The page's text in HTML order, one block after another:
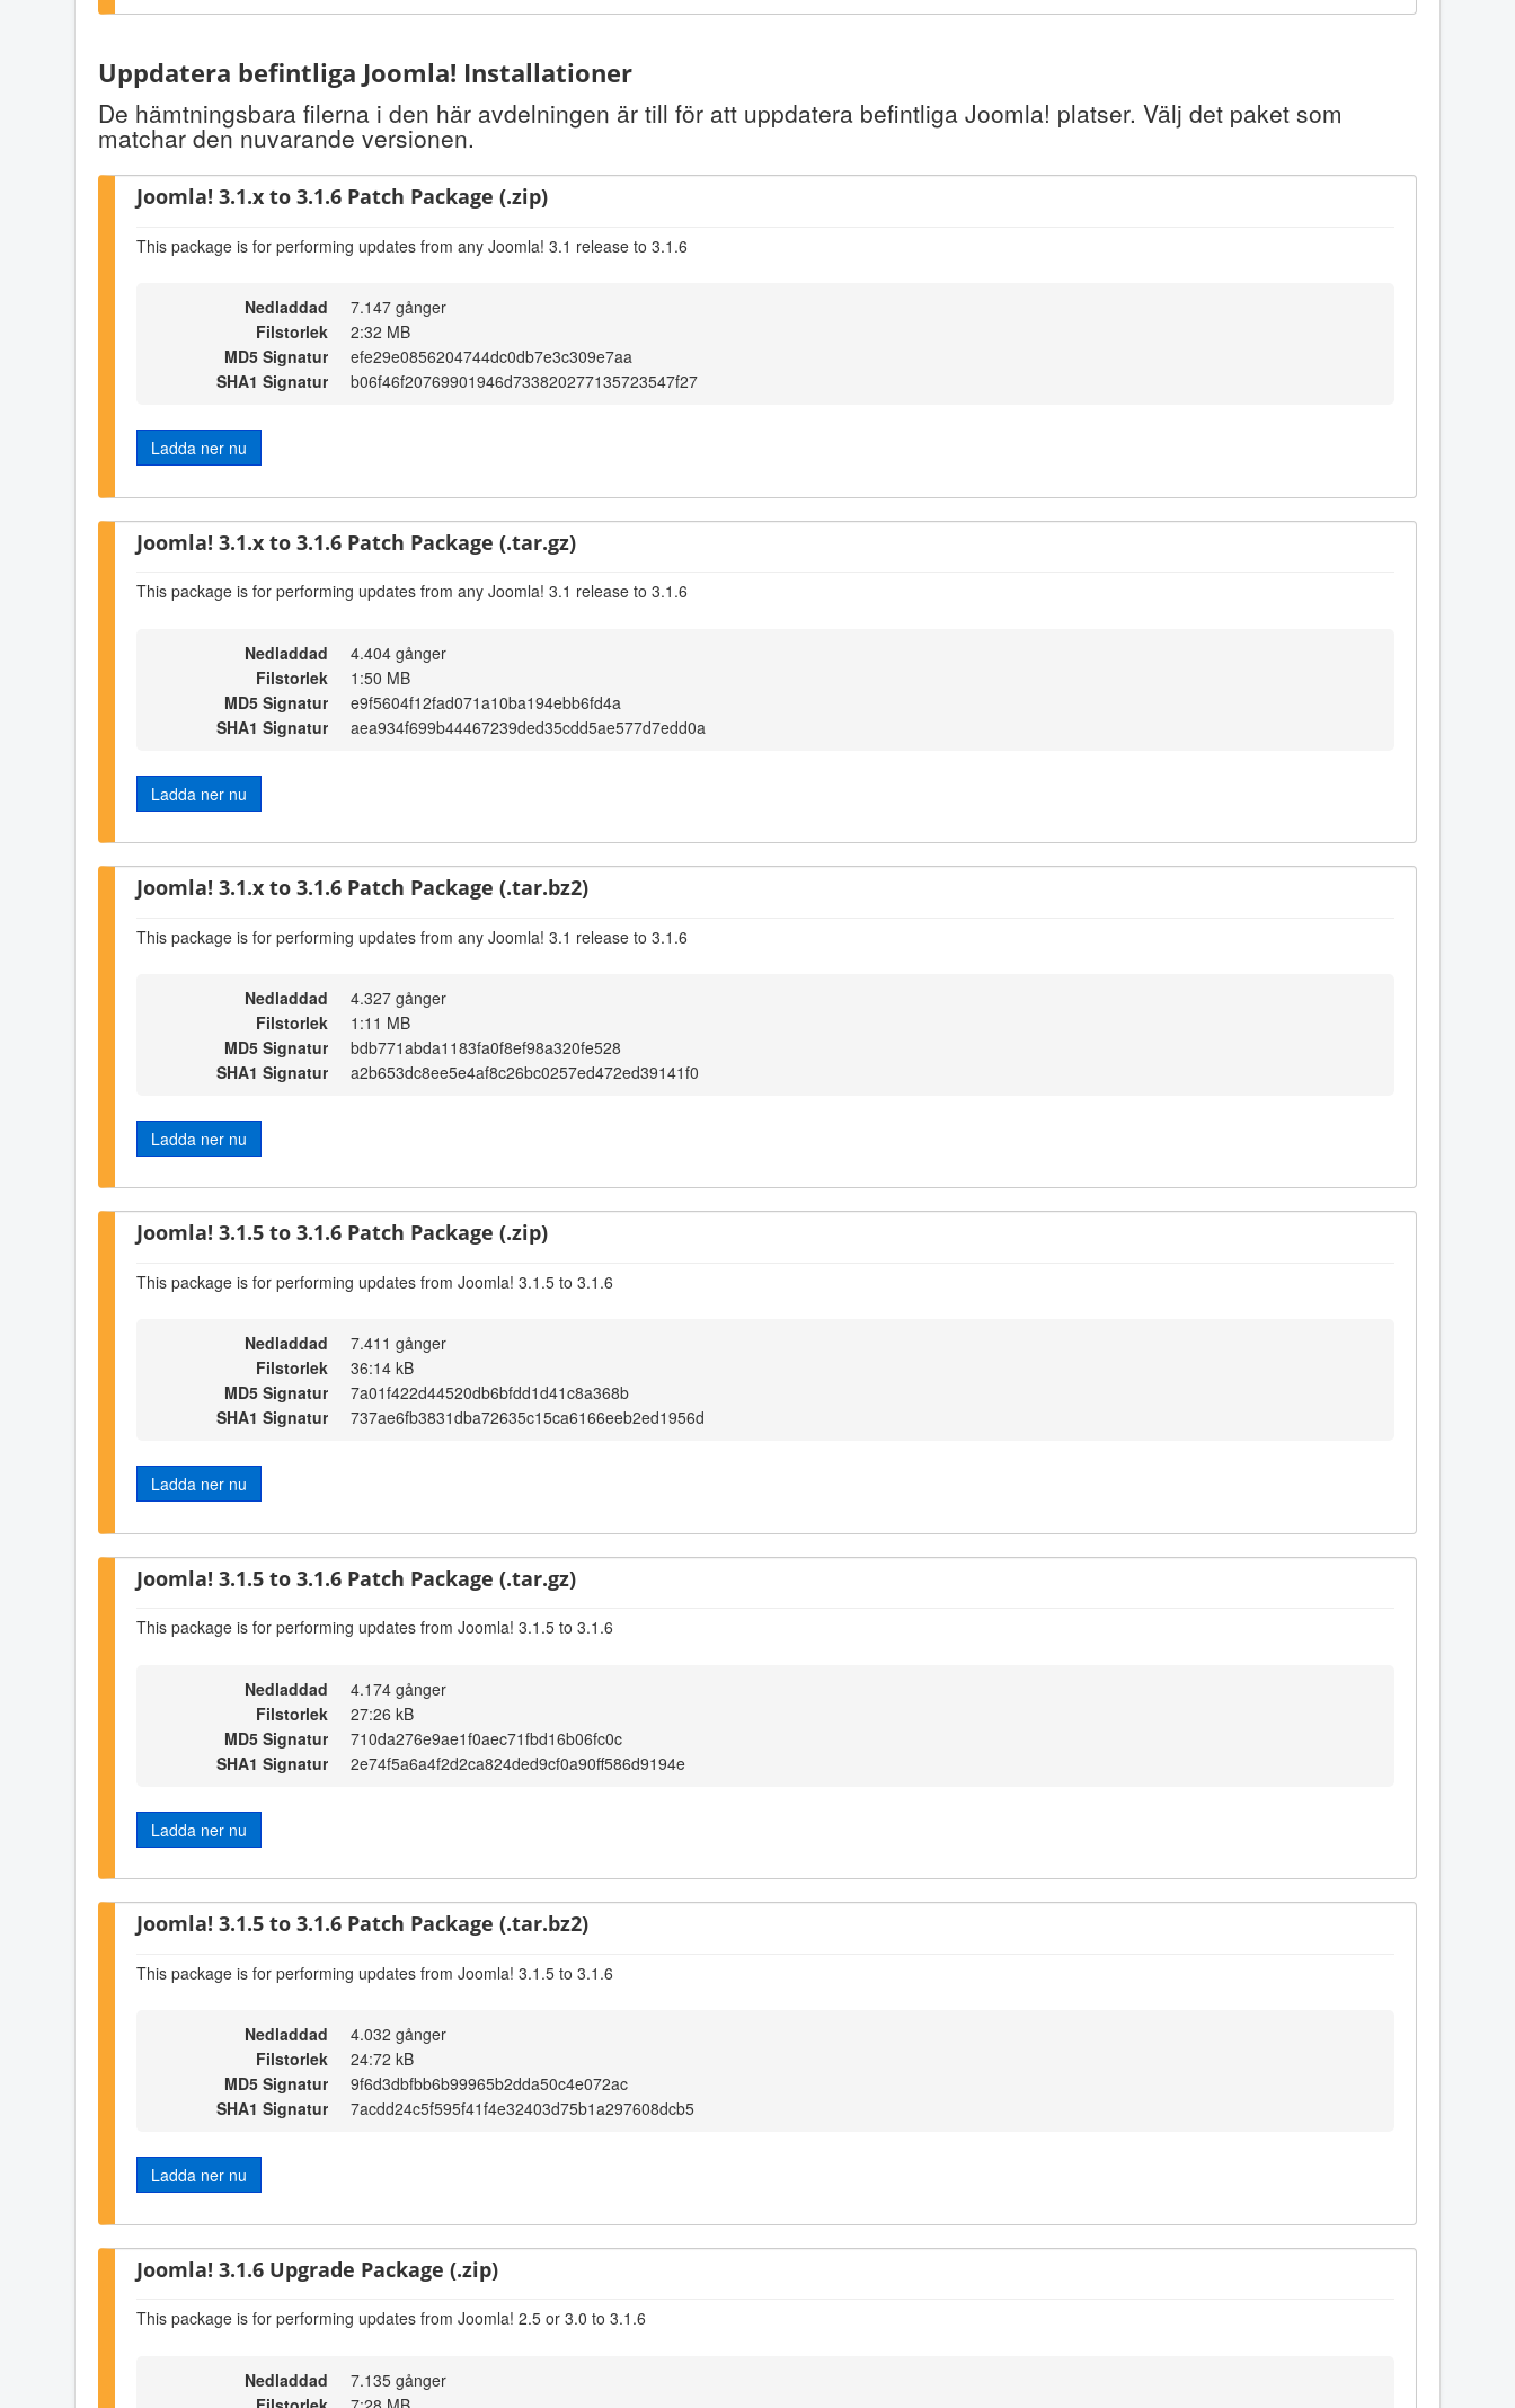
Uppdatera befintliga Joomla! Installationer
De hämtningsbara filerna i den här avdelningen är till för att uppdatera befintliga Joomla! platser. Välj det paket som
matchar den nuvarande versionen.
Joomla! 3.1.x to 3.1.6 Patch Package (.zip)
This package is for performing updates from any Joomla! 3.1 release to 3.1.6
Nedladdad
7.147 gånger
Filstorlek
2:32 MB
MD5 Signatur
efe29e0856204744dc0db7e3c309e7aa
SHA1 Signatur
b06f46f20769901946d733820277135723547f27
Ladda ner nu
Joomla! 3.1.x to 3.1.6 Patch Package (.tar.gz)
This package is for performing updates from any Joomla! 3.1 release to 3.1.6
Nedladdad
4.404 gånger
Filstorlek
1:50 MB
MD5 Signatur
e9f5604f12fad071a10ba194ebb6fd4a
SHA1 Signatur
aea934f699b44467239ded35cdd5ae577d7edd0a
Ladda ner nu
Joomla! 3.1.x to 3.1.6 Patch Package (.tar.bz2)
This package is for performing updates from any Joomla! 3.1 release to 3.1.6
Nedladdad
4.327 gånger
Filstorlek
1:11 MB
MD5 Signatur
bdb771abda1183fa0f8ef98a320fe528
SHA1 Signatur
a2b653dc8ee5e4af8c26bc0257ed472ed39141f0
Ladda ner nu
Joomla! 3.1.5 to 3.1.6 Patch Package (.zip)
This package is for performing updates from Joomla! 3.1.5 to 3.1.6
Nedladdad
7.411 gånger
Filstorlek
36:14 kB
MD5 Signatur
7a01f422d44520db6bfdd1d41c8a368b
SHA1 Signatur
737ae6fb3831dba72635c15ca6166eeb2ed1956d
Ladda ner nu
Joomla! 3.1.5 to 3.1.6 Patch Package (.tar.gz)
This package is for performing updates from Joomla! 3.1.5 to 3.1.6
Nedladdad
4.174 gånger
Filstorlek
27:26 kB
MD5 Signatur
710da276e9ae1f0aec71fbd16b06fc0c
SHA1 Signatur
2e74f5a6a4f2d2ca824ded9cf0a90ff586d9194e
Ladda ner nu
Joomla! 3.1.5 to 3.1.6 Patch Package (.tar.bz2)
This package is for performing updates from Joomla! 3.1.5 to 3.1.6
Nedladdad
4.032 gånger
Filstorlek
24:72 kB
MD5 Signatur
9f6d3dbfbb6b99965b2dda50c4e072ac
SHA1 Signatur
7acdd24c5f595f41f4e32403d75b1a297608dcb5
Ladda ner nu
Joomla! 3.1.6 Upgrade Package (.zip)
This package is for performing updates from Joomla! 2.5 or 3.0 to 3.1.6
Nedladdad
7.135 gånger